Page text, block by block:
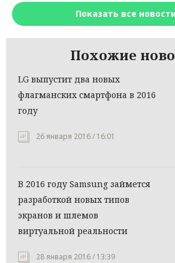
Показать все
Похожие
LG выпустит два новых
флагманских смартфона в 2016
году
26 января 2016 / 16:01
В 2016 году Samsung займется
разработкой новых типов
экранов и шлемов
виртуальной реальности
28 января 2016 / 13:39